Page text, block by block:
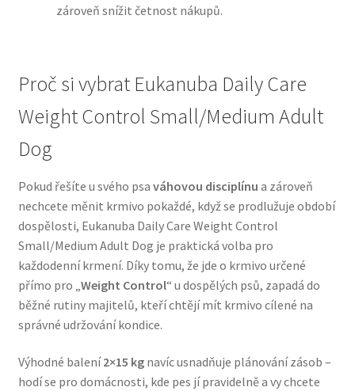
Veterinární dieta pro psy
Vodítka a obojky
Wolf of Wilderness
zároveň snížit četnost nákupů.
Proč si vybrat Eukanuba Daily Care
Weight Control Small/Medium Adult
Dog
Pokud řešíte u svého psa váhovou disciplínu a zároveň
nechcete měnit krmivo pokaždé, když se prodlužuje období
dospělosti, Eukanuba Daily Care Weight Control
Small/Medium Adult Dog je praktická volba pro
každodenní krmení. Díky tomu, že jde o krmivo určené
přímo pro „ Weight Control“ u dospělých psů, zapadá do
běžné rutiny majitelů, kteří chtějí mít krmivo cílené na
správné udržování kondice.
Výhodné balení2×15 kgnavíc usnadňuje plánování zásob –
hodí se pro domácnosti, kde pes jí pravidelně a vy chcete